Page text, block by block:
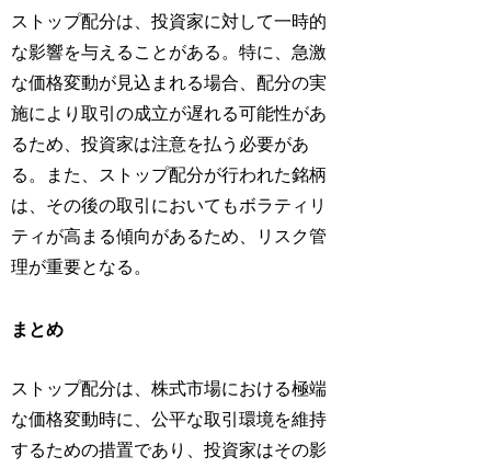
ストップ配分は、投資家に対して一時的
な影響を与えることがある。特に、急激
な価格変動が見込まれる場合、配分の実
施により取引の成立が遅れる可能性があ
るため、投資家は注意を払う必要があ
る。また、ストップ配分が行われた銘柄
は、その後の取引においてもボラティリ
ティが高まる傾向があるため、リスク管
理が重要となる。
まとめ
ストップ配分は、株式市場における極端
な価格変動時に、公平な取引環境を維持
するための措置であり、投資家はその影